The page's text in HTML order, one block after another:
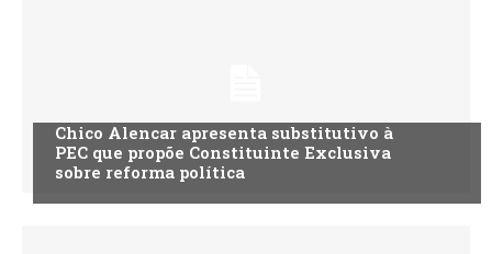
Chico Alencar apresenta substitutivo à
PEC que propõe Constituinte Exclusiva
sobre reforma política